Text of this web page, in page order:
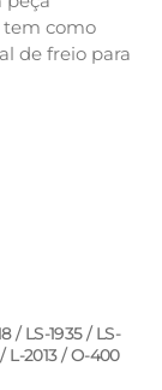
tem como
de freio para
/ LS-1935 / LS-
/ L-2013 / O-400